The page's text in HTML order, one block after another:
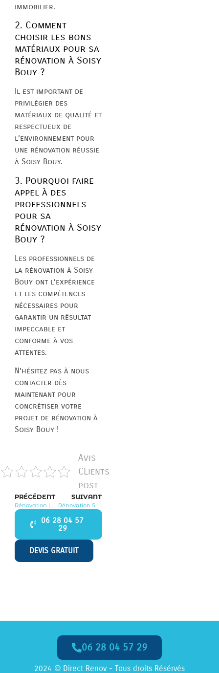
Appelez-Nous dès Maintenant
06 28 04 57 29
immobilier.
2. Comment
choisir les bons
matériaux pour sa
rénovation à Soisy
Bouy ?
Il est important de
privilégier des
matériaux de qualité et
respectueux de
l’environnement pour
une rénovation réussie
à Soisy Bouy.
3. Pourquoi faire
appel à des
professionnels
pour sa
rénovation à Soisy
Bouy ?
Les professionnels de
la rénovation à Soisy
Bouy ont l’expérience
et les compétences
nécessaires pour
garantir un résultat
impeccable et
conforme à vos
attentes.
N’hésitez pas à nous
contacter dès
maintenant pour
concrétiser votre
projet de rénovation à
Soisy Bouy !
Avis
CLients
post
PRÉCÉDENT
Rénovation Longueville 77650
SUIVANT
Rénovation Saint Loup de Naud 77650
06 28 04 57
29
DEVIS GRATUIT
06 28 04 57 29
2024 © Direct Renov - Tous droits Résérvés